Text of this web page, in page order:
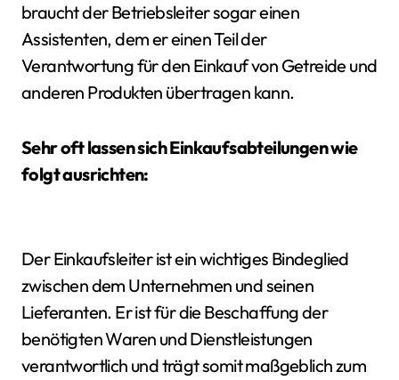
braucht der Betriebsleiter sogar einen
Assistenten, dem er einen Teil der
Verantwortung für den Einkauf von Getreide und
anderen Produkten übertragen kann.
Sehr oft lassen sich Einkaufsabteilungen wie
folgt ausrichten:
Der Einkaufsleiter ist ein wichtiges Bindeglied
zwischen dem Unternehmen und seinen
Lieferanten. Er ist für die Beschaffung der
benötigten Waren und Dienstleistungen
verantwortlich und trägt somit maßgeblich zum